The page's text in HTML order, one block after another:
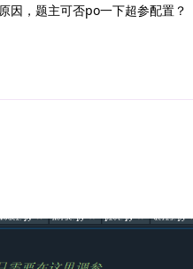
因，题主可否po一下超参配置？